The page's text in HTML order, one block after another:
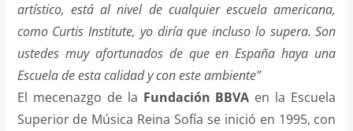
artístico, está al nivel de cualquier escuela americana,
como Curtis Institute, yo diría que incluso lo supera. Son
ustedes muy afortunados de que en España haya una
Escuela de esta calidad y con este ambiente”
El mecenazgo de la Fundación BBVA en la Escuela
Superior de Música Reina Sofía se inició en 1995, con